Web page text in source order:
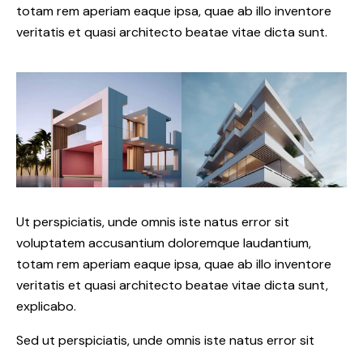
totam rem aperiam eaque ipsa, quae ab illo inventore
veritatis et quasi architecto beatae vitae dicta sunt.
Ut perspiciatis, unde omnis iste natus error sit
voluptatem accusantium doloremque laudantium,
totam rem aperiam eaque ipsa, quae ab illo inventore
veritatis et quasi architecto beatae vitae dicta sunt,
explicabo.
Sed ut perspiciatis, unde omnis iste natus error sit